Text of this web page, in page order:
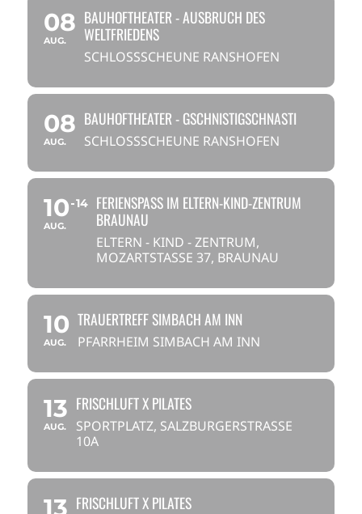
08
AUG.
BAUHOFTHEATER - AUSBRUCH DES
WELTFRIEDENS
SCHLOSSSCHEUNE RANSHOFEN
08
AUG.
BAUHOFTHEATER - GSCHNISTIGSCHNASTI
SCHLOSSSCHEUNE RANSHOFEN
10
AUG.
14
FERIENSPASS IM ELTERN-KIND-ZENTRUM
BRAUNAU
ELTERN - KIND - ZENTRUM,
MOZARTSTASSE 37, BRAUNAU
10
AUG.
TRAUERTREFF SIMBACH AM INN
PFARRHEIM SIMBACH AM INN
13
AUG.
FRISCHLUFT X PILATES
SPORTPLATZ, SALZBURGERSTRASSE 1
0A
13 FRISCHLUFT X PILATES